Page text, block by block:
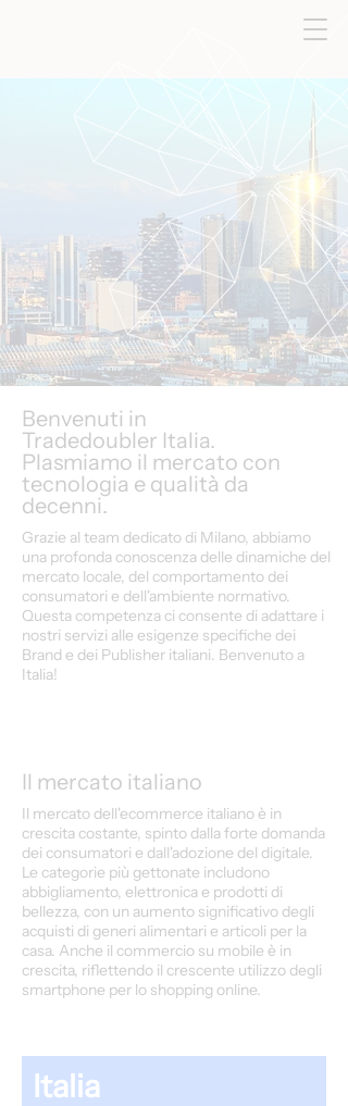
Benvenuti in
Tradedoubler Italia.
Plasmiamo il mercato con
tecnologia e qualità da
decenni.
Grazie al team dedicato di Milano, abbiamo
una profonda conoscenza delle dinamiche del
mercato locale, del comportamento dei
consumatori e dell'ambiente normativo.
Questa competenza ci consente di adattare i
nostri servizi alle esigenze specifiche dei
Brand e dei Publisher italiani. Benvenuto a
Italia!
Il mercato italiano
Il mercato dell'ecommerce italiano è in
crescita costante, spinto dalla forte domanda
dei consumatori e dall'adozione del digitale.
Le categorie più gettonate includono
abbigliamento, elettronica e prodotti di
bellezza, con un aumento significativo degli
acquisti di generi alimentari e articoli per la
casa. Anche il commercio su mobile è in
crescita, riflettendo il crescente utilizzo degli
smartphone per lo shopping online.
Italia